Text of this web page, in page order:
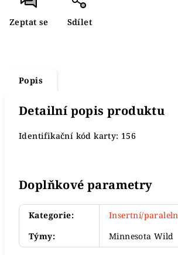
Zeptat se Sdílet
Popis
Detailní popis produktu
Identifikační kód karty: 156
Doplňkové parametry
Kategorie:
Insertní/
Týmy: Minnesota Wild